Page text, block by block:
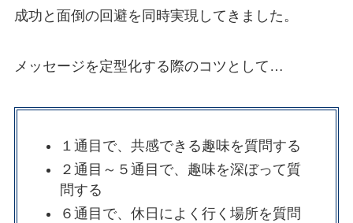
成功と面倒の回避を同時実現してきました。
メッセージを定型化する際のコツとして…
１通目で、共感できる趣味を質問する
２通目～５通目で、趣味を深ぼって質
問する
６通目で、休日によく行く場所を質問